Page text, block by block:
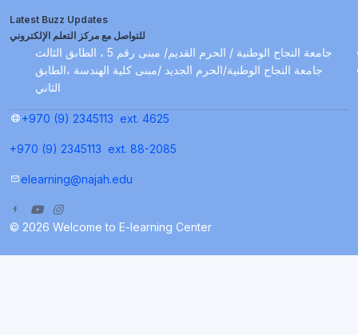
Latest Buzz Updates
للتواصل مع مركز التعلم الإلكتروني
جامعة النجاح الوطنية / الحرم القديم/ مبنى رقم 5 ، الطابق الثالث
جامعة النجاح الوطنية/الحرم الجديد /مبنى كلية الهندسة ،الطابق
الثاني
+970 (9) 2345113 ext. 4625
+970 (9) 2345113 ext. 88-2085
elearning@najah.edu
© 2026 Welcome to E-learning Center